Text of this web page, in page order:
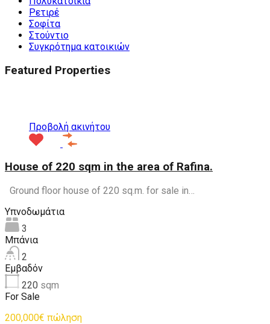
Ρετιρέ
Σοφίτα
Στούντιο
Συγκρότημα κατοικιών
Featured Properties
Προβολή ακινήτου
House of 220 sqm in the area of Rafina.
Ground floor house of 220 sq.m. for sale in…
Υπνοδωμάτια
3
Μπάνια
2
Εμβαδόν
220 sqm
For Sale
200,000€ πώληση